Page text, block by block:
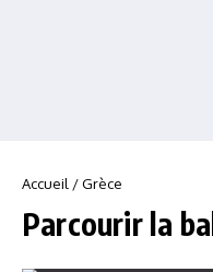
Accueil /Grèce
Parcourir la